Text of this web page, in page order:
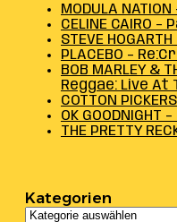
MODULA
CELINE CAIRO –
STEVE
PLACEBO –
BOB MARLEY &
Reggae: Live At
COTTON
OK GOODNIGHT
THE PRETTY
Kategorien
Kategorien